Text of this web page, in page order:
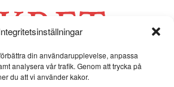
din användarupplevelse, anpassa
analysera vår trafik. Genom att trycka på
du att vi använder kakor.